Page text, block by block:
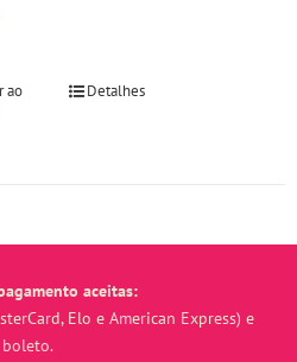
ao
Detalhes
aceitas:
Elo e American Express) e
boleto.